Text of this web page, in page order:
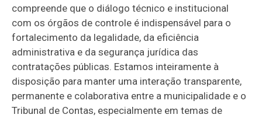
compreende que o diálogo técnico e institucional
com os órgãos de controle é indispensável para o
fortalecimento da legalidade, da eficiência
administrativa e da segurança jurídica das
contratações públicas. Estamos inteiramente à
disposição para manter uma interação transparente,
permanente e colaborativa entre a municipalidade e o
Tribunal de Contas, especialmente em temas de